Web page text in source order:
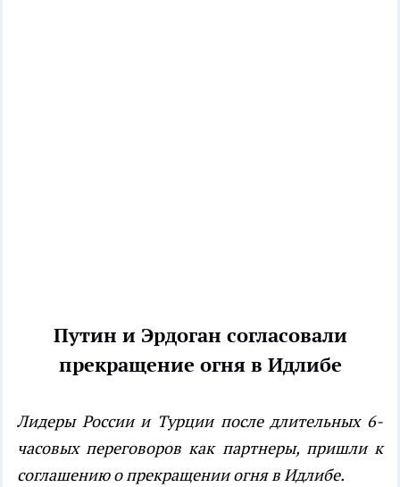
Путин и Эрдоган согласовали
прекращение огня в Идлибе
Лидеры России и Турции после длительных 6-
часовых переговоров как партнеры, пришли к
соглашению о прекращении огня в Идлибе.